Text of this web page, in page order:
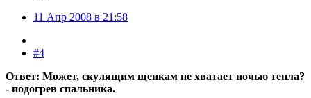
11 Апр 2008 в 21:58
#4
Ответ: Может, скулящим щенкам не хватает ночью тепла?
- подогрев спальника.